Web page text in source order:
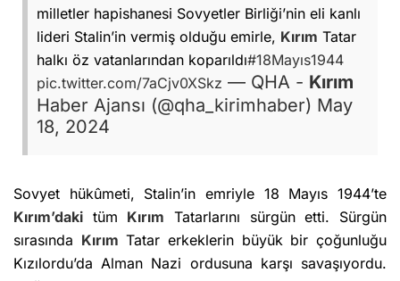
milletler hapishanesi Sovyetler Birliği’nin eli kanlı
lideri Stalin’in vermiş olduğu emirle, Kırım Tatar
halkı öz vatanlarından koparıldı#18Mayıs1944
pic.twitter.com/7aCjv0XSkz — QHA - Kırım
Haber Ajansı (@qha_kirimhaber) May
18, 2024
Sovyet hükûmeti, Stalin’in emriyle 18 Mayıs 1944’te
Kırım’daki tüm Kırım Tatarlarını sürgün etti. Sürgün
sırasında Kırım Tatar erkeklerin büyük bir çoğunluğu
Kızılordu’da Alman Nazi ordusuna karşı savaşıyordu.